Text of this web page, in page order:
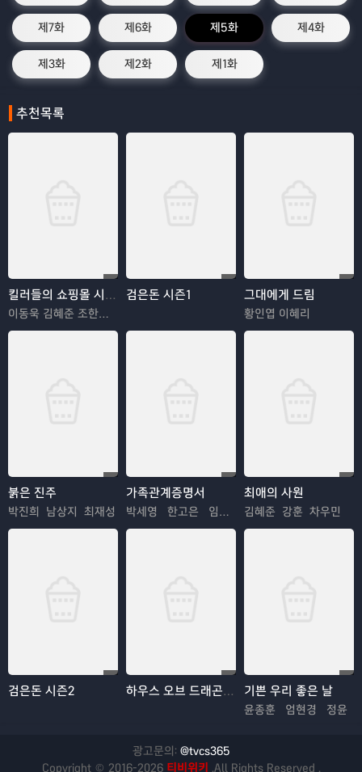
제7화 제6화 제5화 제4화
제3화 제2화 제1화
추천목록
킬러들의 쇼핑몰 시즌2
이동욱 김혜준 조한선 김해나
검은돈 시즌1 그대에게 드림
황인엽 이혜리
붉은 진주
박진희 남상지 최재성
가족관계증명서
박세영 한고은 임지은
최애의 사원
김혜준 강훈 차우민
검은돈 시즌2 하우스 오브 드래곤 시즌3 기쁜 우리 좋은 날
윤종훈 엄현경 정윤
광고문의: @tvcs365
Copyright © 2016-2026 티비위키 .All Rights Reserved .